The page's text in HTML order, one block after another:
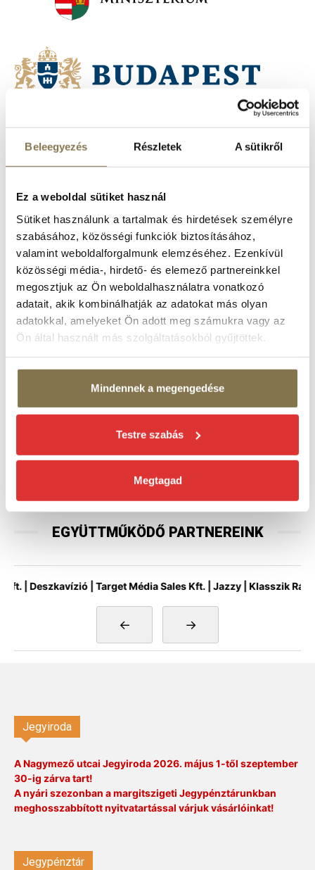
Beleegyezés Részletek A sütikről
Ez a weboldal sütiket használ
Sütiket használunk a tartalmak és hirdetések személyre
szabásához, közösségi funkciók biztosításához,
valamint weboldalforgalmunk elemzéséhez. Ezenkívül
közösségi média-, hirdető- és elemező partnereinkkel
megosztjuk az Ön weboldalhasználatra vonatkozó
adatait, akik kombinálhatják az adatokat más olyan
adatokkal, amelyeket Ön adott meg számukra vagy az
Ön által használt más szolgáltatásokból gyűjtöttek.
Mindennek a megengedése
Testre szabás
Megtagad
Önkormányzata fenntartásában, a Kulturális és Innovációs
Minisztériummal közös működtetésben működik.
Előadásaink a
és a
MÉDIATÁMOGATÓINK
EGYÜTTMŰKÖDŐ PARTNEREINK
| Deszkavízió | Target Média Sales Kft. | Jazzy | Klasszik
← →
Jegyiroda
A Nagymező utcai Jegyiroda 2026. május 1-től szeptember
30-ig zárva tart!
A nyári szezonban a margitszigeti Jegypénztárunkban
meghosszabbított nyitvatartással várjuk vásárlóinkat!
Jegypénztár